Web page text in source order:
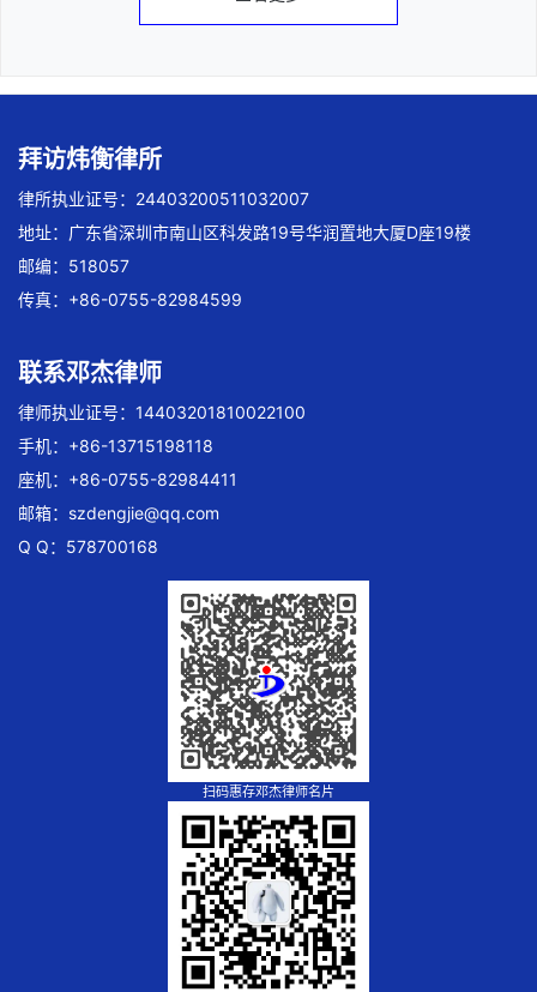
拜访炜衡律所
律所执业证号：24403200511032007
地址：广东省深圳市南山区科发路19号华润置地大厦D座19楼
邮编：518057
传真：+86-0755-82984599
联系邓杰律师
律师执业证号：14403201810022100
手机：+86-13715198118
座机：+86-0755-82984411
邮箱： szdengjie@qq.com
Q Q：578700168
扫码惠存邓杰律师名片